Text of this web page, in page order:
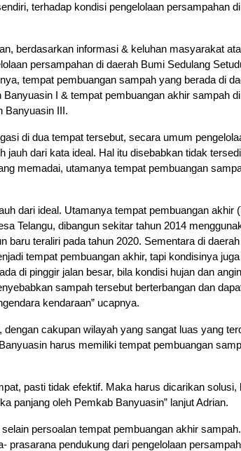
terhadap kondisi pengelolaan persampahan
berdasarkan informasi & keluhan masyarakat
persampahan di daerah Bumi Sedulang
tempat pembuangan sampah yang berada di
Banyuasin I & tempat pembuangan akhir sampah
Banyuasin III.
di dua tempat tersebut, secara umum
jauh dari kata ideal. Hal itu disebabkan tidak
memadai, utamanya tempat pembuangan
dari ideal. Utamanya tempat pembuangan akhir
Telangu, dibangun sekitar tahun 2014
baru teraliri pada tahun 2020. Sementara di
tempat pembuangan akhir, tapi kondisinya
di pinggir jalan besar, bila kondisi hujan dan
sampah tersebut berterbangan dan
kendaraan” ucapnya.
dengan cakupan wilayah yang sangat luas yang
harus memiliki tempat pembuangan
pasti tidak efektif. Maka harus dicarikan solusi,
panjang oleh Pemkab Banyuasin” lanjut Adrian.
persoalan tempat pembuangan akhir sampah.
prasarana pendukung dari pengelolaan